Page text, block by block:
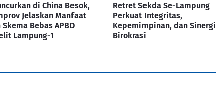
di China Besok,
Jelaskan Manfaat
Bebas APBD
Lampung-1
Retret Sekda Se-Lampung
Perkuat Integritas,
Kepemimpinan, dan Sinergi
Birokrasi